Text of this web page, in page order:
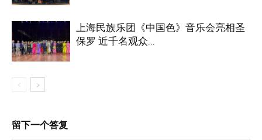
上海民族乐团《中国色》音乐会亮相圣
保罗 近千名观众...
留下一个答复